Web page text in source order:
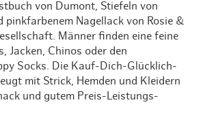
von Dumont, Stiefeln von
pinkfarbenem Nagellack von Rosie &
Männer finden eine feine
Jacken, Chinos oder den
Socks. Die Kauf-Dich-Glücklich-
mit Strick, Hemden und Kleidern
und gutem Preis-Leistungs-